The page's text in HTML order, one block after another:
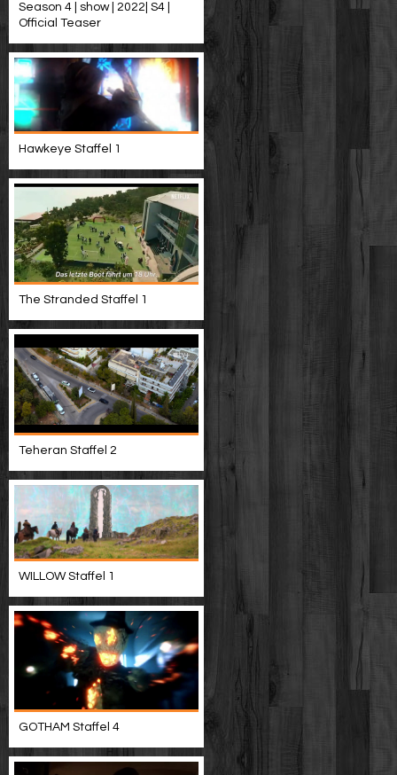
Season 4 | show | 2022| S4 |
Official Teaser
Hawkeye Staffel 1
The Stranded Staffel 1
Teheran Staffel 2
WILLOW Staffel 1
GOTHAM Staffel 4